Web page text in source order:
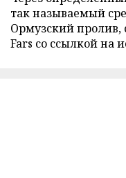
так называемый
Ормузский пролив,
Fars со ссылкой на